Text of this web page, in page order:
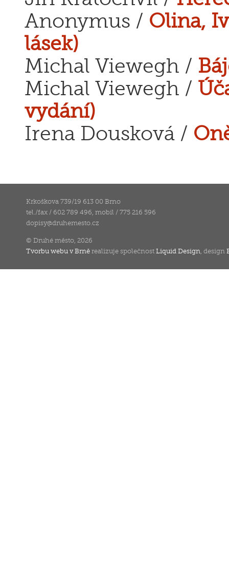
Anonymus / Olina,
lásek)
Michal Viewegh /
Michal Viewegh /
vydání)
Irena Dousková /
Krkoškova 739/19 613 00 Brno
tel./fax / 602 789 496, mobil / 775 216 596
dopisy@druhemesto.cz
© Druhé město, 2026
Tvorbu webu v Brně realizuje společnostLiquid Design , design